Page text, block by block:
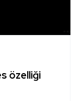
özelliği